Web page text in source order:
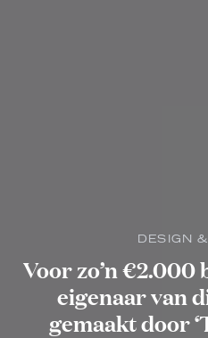
DESIGN
Voor zo’n €2.000
eigenaar van
gemaakt door